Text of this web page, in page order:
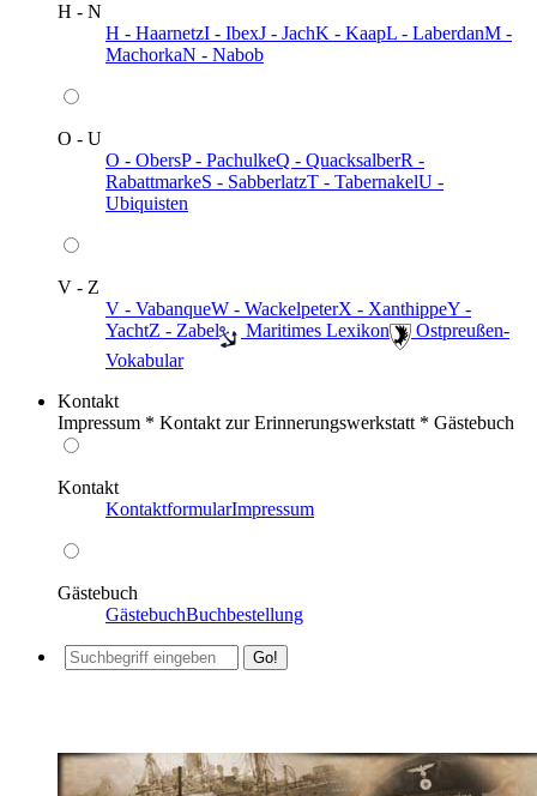
H - N
H - HaarnetzI - IbexJ - JachK - KaapL - LaberdanM -
MachorkaN - Nabob
O - U
O - ObersP - PachulkeQ - QuacksalberR -
RabattmarkeS - SabberlatzT - TabernakelU -
Ubiquisten
V - Z
V - VabanqueW - WackelpeterX - XanthippeY -
YachtZ - Zabel ️ Maritimes Lexikon
️ Ostpreußen-
Vokabular
Kontakt
Impressum * Kontakt zur Erinnerungswerkstatt * Gästebuch
Kontakt
KontaktformularImpressum
Gästebuch
GästebuchBuchbestellung